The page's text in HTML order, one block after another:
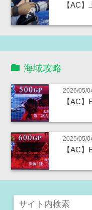
【AC
海域攻略
2026/05/
【AC
2025/05/
【AC